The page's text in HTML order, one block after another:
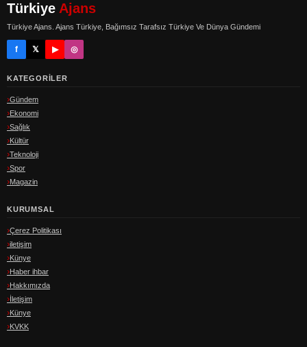
Türkiye Ajans
Türkiye Ajans. Ajans Türkiye, Bağımsız Tarafsız Türkiye Ve Dünya Gündemi
f 𝕏 ▶ ◎
KATEGORILER
Gündem
Ekonomi
Sağlık
Kültür
Teknoloji
Spor
Magazin
KURUMSAL
Çerez Politikası
iletişim
Künye
Haber ihbar
Hakkımızda
İletişim
Künye
KVKK